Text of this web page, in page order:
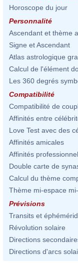
Horoscope du jour
Personnalité
Ascendant et thème
Signe et Ascendant
Atlas astrologique
Calcul de l'élément
Les 360 degrés
Compatibilité
Compatibilité de
Affinités entre
Love Test avec des
Affinités amicales
Affinités
Double carte de
Calcul du thème
Thème mi-espace
Prévisions
Transits et
Révolution solaire
Directions
Directions d'arcs